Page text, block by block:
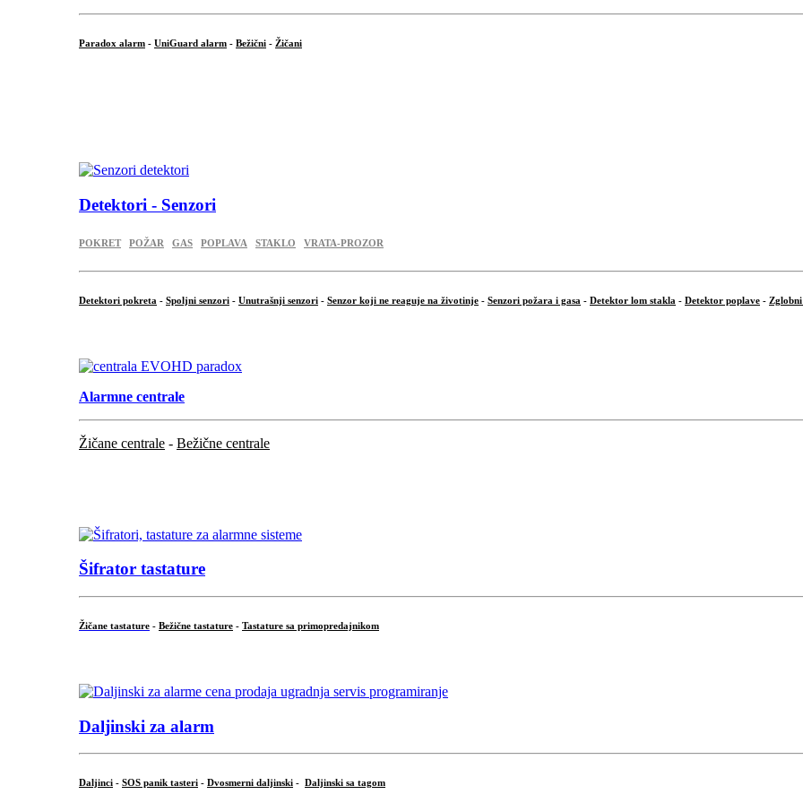
Paradox alarm - UniGuard alarm - Bežični - Žičani
Detektori - Senzori
POKRET POŽAR GAS POPLAVA STAKLO VRATA-PROZOR
Detektori pokreta - Spoljni senzori - Unutrašnji senzori - Senzor koji ne reaguje na životinje - Senzori požara i gasa - Detektor lom stakla - Detektor poplave - Zglobni
Alarmne centrale
Žičane centrale - Bežične centrale
Šifrator tastature
Žičane tastature - Bežične tastature - Tastature sa primopredajnikom
Daljinski za alarm
Daljinci - SOS panik tasteri - Dvosmerni daljinski - Daljinski sa tagom